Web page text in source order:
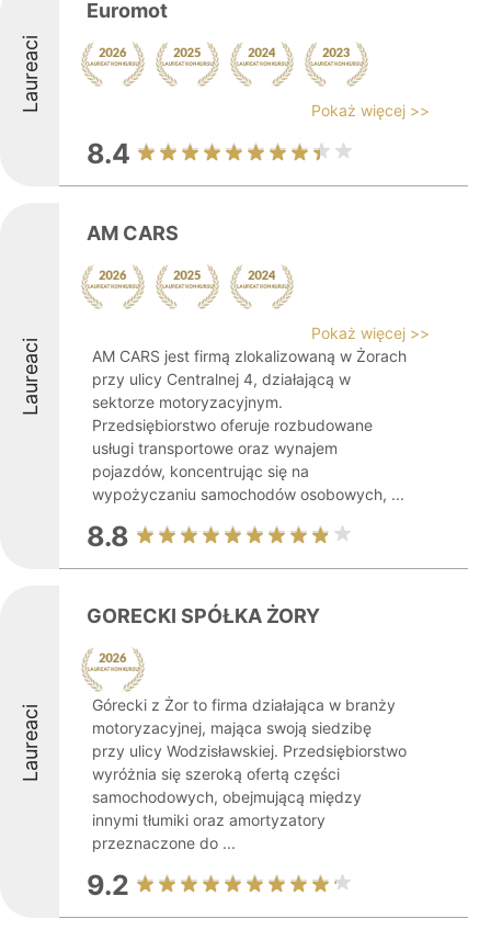
Laureaci
Euromot
Pokaż więcej >>
8.4
Laureaci
AM CARS
Pokaż więcej >>
AM CARS jest firmą zlokalizowaną w Żorach
przy ulicy Centralnej 4, działającą w
sektorze motoryzacyjnym.
Przedsiębiorstwo oferuje rozbudowane
usługi transportowe oraz wynajem
pojazdów, koncentrując się na
wypożyczaniu samochodów osobowych, ...
8.8
Laureaci
GORECKI SPÓŁKA ŻORY
Górecki z Żor to firma działająca w branży
motoryzacyjnej, mająca swoją siedzibę
przy ulicy Wodzisławskiej. Przedsiębiorstwo
wyróżnia się szeroką ofertą części
samochodowych, obejmującą między
innymi tłumiki oraz amortyzatory
przeznaczone do ...
9.2